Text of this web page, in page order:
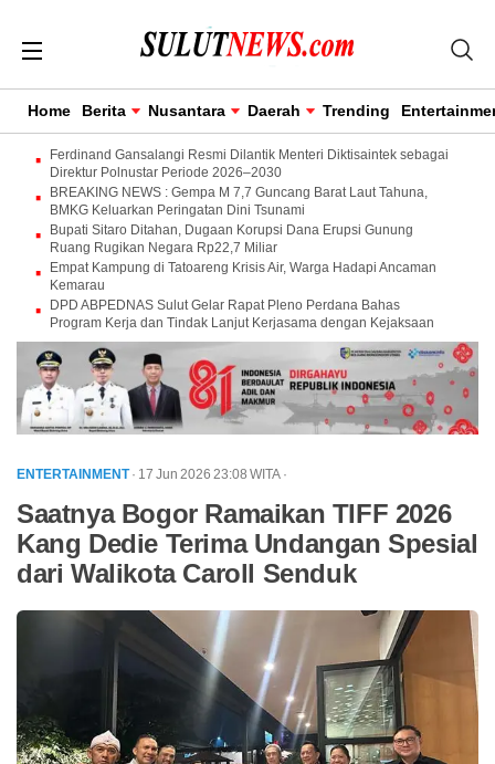
Home Berita Nusantara Daerah Trending
Ferdinand Gansalangi Resmi Dilantik Menteri Diktisaintek sebagai
Direktur Polnustar Periode 2026–2030
BREAKING NEWS : Gempa M 7,7 Guncang Barat Laut Tahuna,
BMKG Keluarkan Peringatan Dini Tsunami
Bupati Sitaro Ditahan, Dugaan Korupsi Dana Erupsi Gunung
Ruang Rugikan Negara Rp22,7 Miliar
Empat Kampung di Tatoareng Krisis Air, Warga Hadapi Ancaman
Kemarau
DPD ABPEDNAS Sulut Gelar Rapat Pleno Perdana Bahas
Program Kerja dan Tindak Lanjut Kerjasama dengan Kejaksaan
ENTERTAINMENT· 17 Jun 2026 23:08 WITA ·
Saatnya Bogor Ramaikan TIFF 2026
Kang Dedie Terima Undangan Spesial
dari Walikota Caroll Senduk